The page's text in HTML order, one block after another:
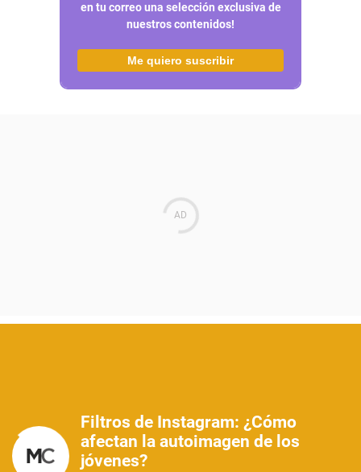
en tu correo una selección exclusiva de
nuestros contenidos!
Me quiero suscribir
Filtros de Instagram: ¿Cómo
afectan la autoimagen de los
jóvenes?